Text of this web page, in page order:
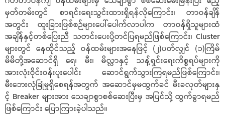
မှတ်တမ်းတွင် စာရင်းရေးသွင်းထားရှိရန်လိုကြောင်း၊ တာဝန်ချိန်
အတွင်း ထူးခြားဖြစ်စဉ်များပေါ်ပေါက်လာပါက တာဝန်ရှိသူများထံ
အချိန်နှင့်တစ်ပြေးညီ သတင်းပေးပို့တင်ပြရမည်ဖြစ်ကြောင်း၊ Cluster
များတွင် နေထိုင်သည့် ဝန်ထမ်းများအနေဖြင့် (၂)ပတ်လျှင် (၁)ကြိမ်
မိမိတို့အဆောင်ရှိ ရေ၊ မီး၊ မိလ္လာနှင့် သန့်ရှင်းရေးကိစ္စရပ်များကို
အားလုံးဝိုင်းဝန်းပူးပေါင်း ဆောင်ရွက်သွားကြရမည်ဖြစ်ကြောင်း၊
မီးဘေးလုံခြုံမှုရှိစေရန်အတွက် အဆောင်မှမထွက်ခင် မီးခလုတ်များနှ
င့် Breaker များအား သေချာစွာစစ်ဆေးပြီးမှ အပြင်သို့ ထွက်ခွာရမည်
ဖြစ်ကြောင်း ပြောကြားခဲ့ပါသည်။